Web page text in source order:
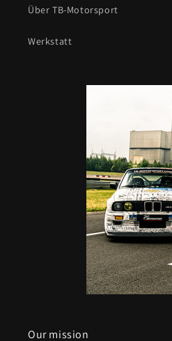
Über TB-Motorsport
Werkstatt
Our mission